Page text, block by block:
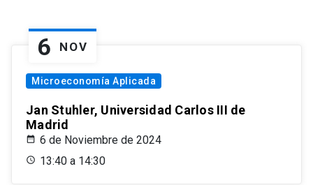
6 NOV
Microeconomía Aplicada
Jan Stuhler, Universidad Carlos III de
Madrid
6 de Noviembre de 2024
13:40 a 14:30